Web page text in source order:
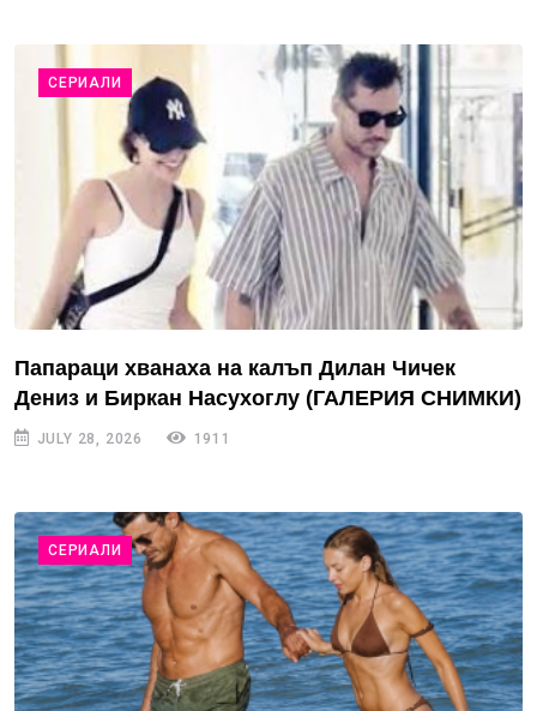
СЕРИАЛИ
Папараци хванаха на калъп Дилан Чичек
Дениз и Биркан Насухоглу (ГАЛЕРИЯ СНИМКИ)
JULY 28, 2026 1911
СЕРИАЛИ